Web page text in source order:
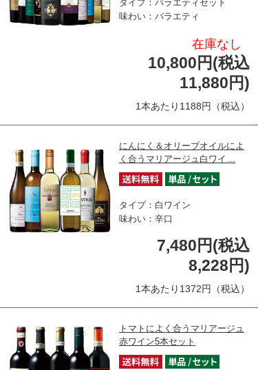
タイプ：バラエティセット
味わい：バラエティ
在庫なし
10,800円(税込
11,880円)
1本あたり1188円（税込）
にんにく＆オリーブオイルによ
く合うマリアージュ白ワイ…
タイプ：白ワイン
味わい：辛口
7,480円(税込
8,228円)
1本あたり1372円（税込）
トマトによく合うマリアージュ
赤ワイン5本セット